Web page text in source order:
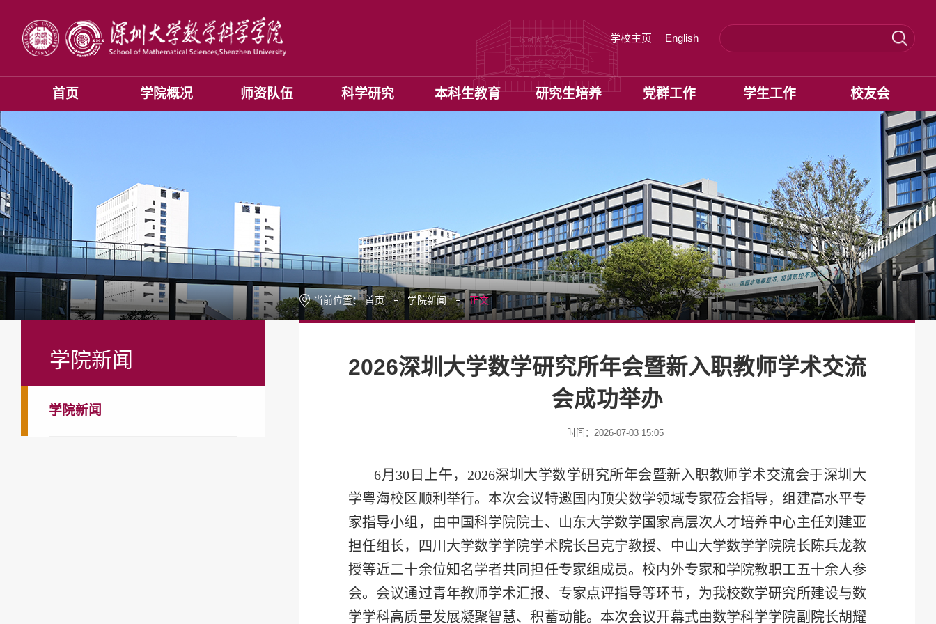
学校主页 English
首页 学院概况 师资队伍 科学研究 本科生教育 研究生培养 党群工作 学生工作 校友会
学院新闻
学院新闻
当前位置：首页 学院新闻 正文
2026深圳大学数学研究所年会暨新入职教师学术交流
会成功举办
时间：2026-07-03 15:05
6月30日上午，2026深圳大学数学研究所年会暨新入职教师学术交流会于深圳大
学粤海校区顺利举行。本次会议特邀国内顶尖数学领域专家莅会指导，组建高水平专
家指导小组，由中国科学院院士、山东大学数学国家高层次人才培养中心主任刘建亚
担任组长，四川大学数学学院学术院长吕克宁教授、中山大学数学学院院长陈兵龙教
授等近二十余位知名学者共同担任专家组成员。校内外专家和学院教职工五十余人参
会。会议通过青年教师学术汇报、专家点评指导等环节，为我校数学研究所建设与数
学学科高质量发展凝聚智慧、积蓄动能。本次会议开幕式由数学科学学院副院长胡耀